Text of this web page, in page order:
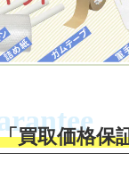
発送・梱包
梱包キットに同封
送。当店へ無料で
発送・梱包
ださい。お電話に
送。当店へ無料で
買取価格保